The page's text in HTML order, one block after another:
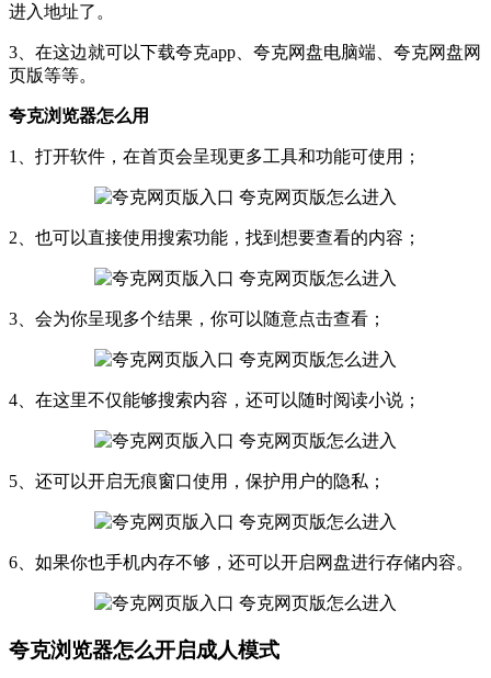
进入地址了。
3、在这边就可以下载夸克app、夸克网盘电脑端、夸克网盘网
页版等等。
夸克浏览器怎么用
1、打开软件，在首页会呈现更多工具和功能可使用；
2、也可以直接使用搜索功能，找到想要查看的内容；
3、会为你呈现多个结果，你可以随意点击查看；
4、在这里不仅能够搜索内容，还可以随时阅读小说；
5、还可以开启无痕窗口使用，保护用户的隐私；
6、如果你也手机内存不够，还可以开启网盘进行存储内容。
夸克浏览器怎么开启成人模式